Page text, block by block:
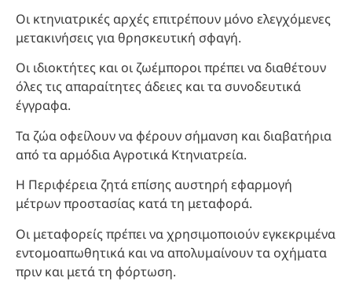
Οι κτηνιατρικές αρχές επιτρέπουν μόνο ελεγχόμενες
μετακινήσεις για θρησκευτική σφαγή.
Οι ιδιοκτήτες και οι ζωέμποροι πρέπει να διαθέτουν
όλες τις απαραίτητες άδειες και τα συνοδευτικά
έγγραφα.
Τα ζώα οφείλουν να φέρουν σήμανση και διαβατήρια
από τα αρμόδια Αγροτικά Κτηνιατρεία.
Η Περιφέρεια ζητά επίσης αυστηρή εφαρμογή
μέτρων προστασίας κατά τη μεταφορά.
Οι μεταφορείς πρέπει να χρησιμοποιούν εγκεκριμένα
εντομοαπωθητικά και να απολυμαίνουν τα οχήματα
πριν και μετά τη φόρτωση.